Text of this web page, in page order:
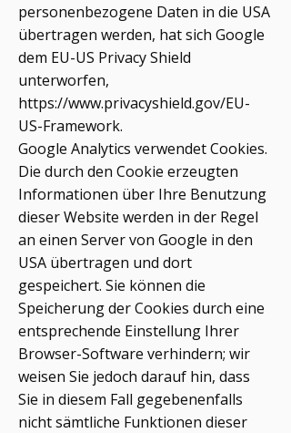
personenbezogene Daten in die USA
übertragen werden, hat sich Google
dem EU-US Privacy Shield
unterworfen,
https://www.privacyshield.gov/EU-
US-Framework.
Google Analytics verwendet Cookies.
Die durch den Cookie erzeugten
Informationen über Ihre Benutzung
dieser Website werden in der Regel
an einen Server von Google in den
USA übertragen und dort
gespeichert. Sie können die
Speicherung der Cookies durch eine
entsprechende Einstellung Ihrer
Browser-Software verhindern; wir
weisen Sie jedoch darauf hin, dass
Sie in diesem Fall gegebenenfalls
nicht sämtliche Funktionen dieser